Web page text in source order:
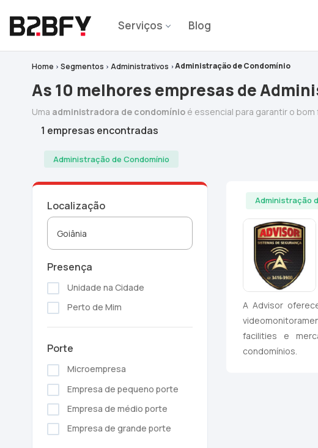
Serviços Blog
Home Segmentos Administrativos Administração de Condomínio
As 10 melhores empresas de
Uma administradora de condomínio é essencial para garantir o
1 empresas encontradas
Administração de Condomínio
Localização
Presença
Unidade na Cidade
Perto de Mim
Porte
Microempresa
Empresa de pequeno porte
Empresa de médio porte
Empresa de grande porte
Administração
A Advisor
facilities e
condomínios.